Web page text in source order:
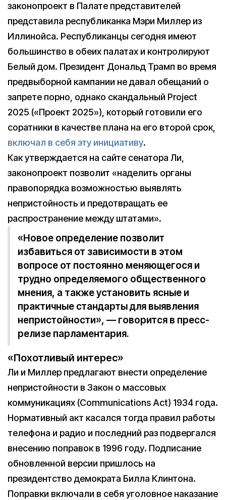
законопроект в Палате представителей
представила республиканка Мэри Миллер из
Иллинойса. Республиканцы сегодня имеют
большинство в обеих палатах и контролируют
Белый дом. Президент Дональд Трамп во время
предвыборной кампании не давал обещаний о
запрете порно, однако скандальный Project
2025 («Проект 2025»), который готовили его
соратники в качестве плана на его второй срок,
включал в себя эту инициативу.
Как утверждается на сайте сенатора Ли,
законопроект позволит «наделить органы
правопорядка возможностью выявлять
непристойность и предотвращать ее
распространение между штатами».
«Новое определение позволит
избавиться от зависимости в этом
вопросе от постоянно меняющегося и
трудно определяемого общественного
мнения, а также установить ясные и
практичные стандарты для выявления
непристойности», — говорится в пресс-
релизе парламентария.
«Похотливый интерес»
Ли и Миллер предлагают внести определение
непристойности в Закон о массовых
коммуникациях (Communications Act) 1934 года.
Нормативный акт касался тогда правил работы
телефона и радио и последний раз подвергался
внесению поправок в 1996 году. Подписание
обновленной версии пришлось на
президентство демократа Билла Клинтона.
Поправки включали в себя уголовное наказание